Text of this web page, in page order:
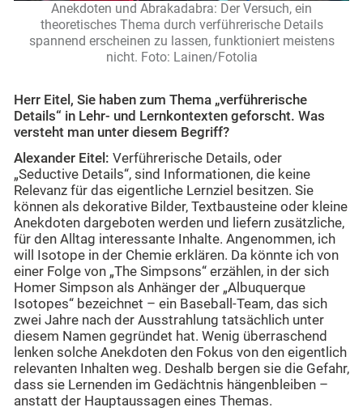
Anekdoten und Abrakadabra: Der Versuch, ein
theoretisches Thema durch verführerische Details
spannend erscheinen zu lassen, funktioniert meistens
nicht. Foto: Lainen/Fotolia
Herr Eitel, Sie haben zum Thema „verführerische
Details“ in Lehr- und Lernkontexten geforscht. Was
versteht man unter diesem Begriff?
Alexander Eitel: Verführerische Details, oder
„Seductive Details“, sind Informationen, die keine
Relevanz für das eigentliche Lernziel besitzen. Sie
können als dekorative Bilder, Textbausteine oder kleine
Anekdoten dargeboten werden und liefern zusätzliche,
für den Alltag interessante Inhalte. Angenommen, ich
will Isotope in der Chemie erklären. Da könnte ich von
einer Folge von „The Simpsons“ erzählen, in der sich
Homer Simpson als Anhänger der „Albuquerque
Isotopes“ bezeichnet – ein Baseball-Team, das sich
zwei Jahre nach der Ausstrahlung tatsächlich unter
diesem Namen gegründet hat. Wenig überraschend
lenken solche Anekdoten den Fokus von den eigentlich
relevanten Inhalten weg. Deshalb bergen sie die Gefahr,
dass sie Lernenden im Gedächtnis hängenbleiben –
anstatt der Hauptaussagen eines Themas.